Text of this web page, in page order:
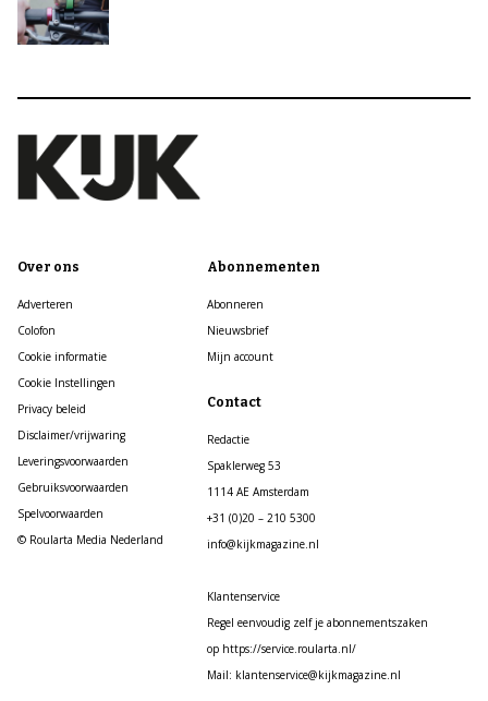
Over ons
Adverteren
Colofon
Cookie informatie
Cookie Instellingen
Privacy beleid
Disclaimer/vrijwaring
Leveringsvoorwaarden
Gebruiksvoorwaarden
Spelvoorwaarden
© Roularta Media Nederland
Abonnementen
Abonneren
Nieuwsbrief
Mijn account
Contact
Redactie
Spaklerweg 53
1114 AE Amsterdam
+31 (0)20 – 210 5300
info@kijkmagazine.nl
Klantenservice
Regel eenvoudig zelf je abonnementszaken
op https://service.roularta.nl/
Mail: klantenservice@kijkmagazine.nl